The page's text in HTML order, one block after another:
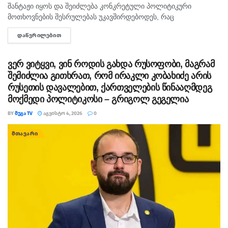
არჩევნები პროპორციული წესით ჩატარდება და
ქართველი ხალხი კიდევ ერთხელ გამოავლენს უზენაეს
ნებას – ვის ანდობს ქვეყნის მართვას.
აუცილებლად დავაყენებთ შეუქცევადი განვითარების
რელსებზე!
გილოცავთ დღევანდელ დღეს!“, – ნათქვამია
„ქართული ოცნების“ განცხადებაში
7 წლიანი მმართველობა ბიძინა ივანიშვილი
ქართული ოცნება
შანტაჟი იყოს და შეიძლება კონკრეტული პოლიტიკური
მოთხოვნების შესრულებას უკავშირდებოდეს, რაც
ხელისუფლებისთვის ძნელად ასახსნელია საზოგადოებისთვის.
ვფიქრობ, ეს მოთხოვნები უფრო ოკუპირებულ რეგიონებს უნდა
ᲓᲐᲬᲕᲠᲘᲚᲔᲑᲘᲗ
ვერ ვიტყვი, ვინ როდის გახდა რუსოფობი, მაგრამ
შემიძლია გითხრათ, რომ ირაკლი კობახიძე არის
რუსეთის დავალებით, ქართველების წინააღმდეგ
მოქმედი პოლიტიკოსი – გრიგოლ გეგელია
BYᲛᲔᲒᲐ TV ᲐᲒᲕᲘᲡᲢᲝ 4, 2026 0
ᲛᲗᲐᲕᲐᲠᲘ